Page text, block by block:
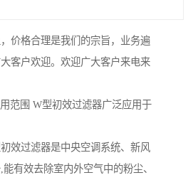
价格合理是我们的宗旨，业务遍
客户欢迎。欢迎广大客户来电来
范围 W型初效过滤器广泛应用于
效过滤器是中央空调系统、新风
有效去除室内外空气中的粉尘、